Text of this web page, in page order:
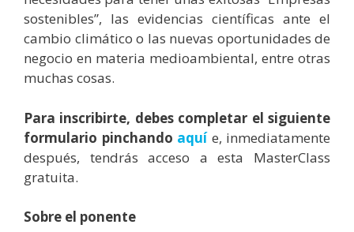
sostenibles”, las evidencias científicas ante el
cambio climático o las nuevas oportunidades de
negocio en materia medioambiental, entre otras
muchas cosas.
Para inscribirte, debes completar el siguiente
formulario pinchando aquíe, inmediatamente
después, tendrás acceso a esta MasterClass
gratuita.
Sobre el ponente